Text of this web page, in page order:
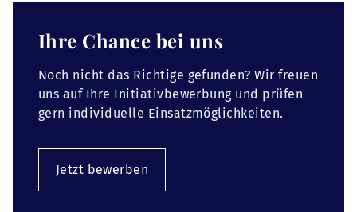
Ihre Chance bei uns
Noch nicht das Richtige gefunden? Wir freuen
uns auf Ihre Initiativbewerbung und prüfen
gern individuelle Einsatzmöglichkeiten.
Jetzt bewerben